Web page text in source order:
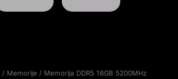
/ Memorije / Memorija DDR5 16GB 5200MHz